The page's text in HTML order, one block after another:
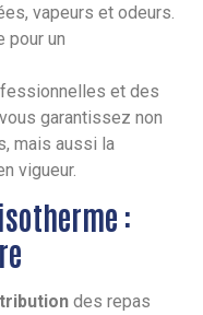
vapeurs et odeurs.
pour un
et des
garantissez non
mais aussi la
vigueur.
:
des repas